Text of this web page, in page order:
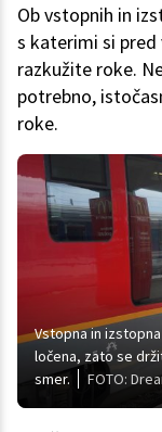
Ob vstopnih in
s katerimi si
razkužite roke.
potrebno,
roke.
Vstopna in
ločena, zato se
smer.
FOTO: